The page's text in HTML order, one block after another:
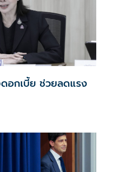
อกเบี้ย ช่วยลดแรง